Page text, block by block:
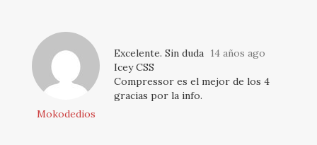
Mokodedios
14 años ago
Excelente. Sin duda
Icey CSS
Compressor es el mejor de los 4
gracias por la info.